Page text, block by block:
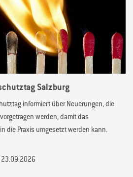
Salzburg
informiert über Neuerungen, die
werden, damit das
die Praxis umgesetzt werden kann.
23.09.2026